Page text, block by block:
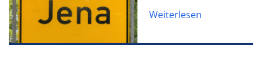
Weiterlesen